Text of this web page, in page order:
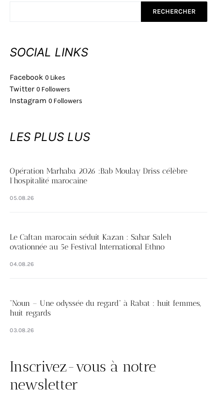
RECHERCHER
SOCIAL LINKS
Facebook 0 Likes
Twitter 0 Followers
Instagram 0 Followers
LES PLUS LUS
Opération Marhaba 2026 :Bab Moulay Driss célèbre
l’hospitalité marocaine
05.08.26
Le Caftan marocain séduit Kazan : Sahar Saleh
ovationnée au 5e Festival International Ethno
04.08.26
“Noun – Une odyssée du regard” à Rabat : huit femmes,
huit regards
03.08.26
Inscrivez-vous à notre
newsletter